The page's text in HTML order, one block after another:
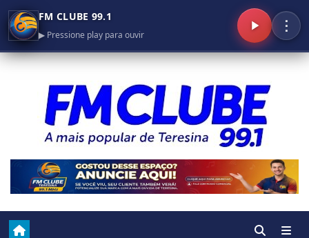
FM CLUBE 99.1
▶ Pressione play para ouvir
⋮